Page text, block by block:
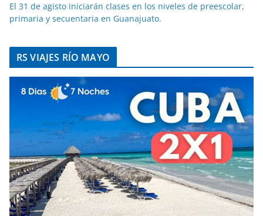
El 31 de agisto iniciarán clases en los niveles de preescolar,
primaria y secuentaria en Guanajuato.
RS VIAJES RÍO MAYO